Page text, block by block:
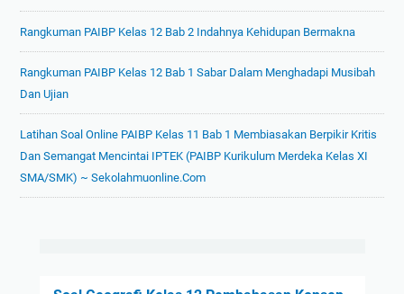
Rangkuman PAIBP Kelas 12 Bab 2 Indahnya Kehidupan Bermakna
Rangkuman PAIBP Kelas 12 Bab 1 Sabar Dalam Menghadapi Musibah
Dan Ujian
Latihan Soal Online PAIBP Kelas 11 Bab 1 Membiasakan Berpikir Kritis
Dan Semangat Mencintai IPTEK (PAIBP Kurikulum Merdeka Kelas XI
SMA/SMK) ~ Sekolahmuonline.com